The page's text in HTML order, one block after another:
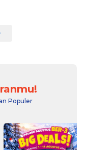
Populer